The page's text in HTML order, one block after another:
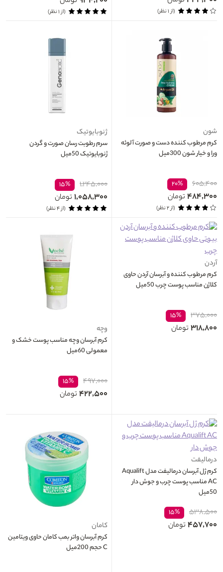
(از ۱ نظر) (از ۱ نظر)
شون
کرم مرطوب کننده دست و صورت آلوئه
ورا و خیار شون 300میل
۶۰۵,۴۰۰ ۲۰%
۴۸۴,۳۰۰ تومان
(از ۲ نظر)
ژنوبایوتیک
سرم رطوبت رسان صورت و گردن
ژنوبایوتیک 50میل
۱,۲۴۵,۰۰۰ ۱۵%
۱,۰۵۸,۳۰۰ تومان
(از ۴ نظر)
آردن
کرم مرطوب کننده و آبرسان آردن حاوی
کلاژن مناسب پوست چرب 50میل
۳۷۵,۰۰۰ ۱۵%
۳۱۸,۸۰۰ تومان وچه
کرم آبرسان وچه مناسب پوست خشک و
معمولی 60میل
۴۹۷,۰۰۰ ۱۵%
۴۲۲,۵۰۰ تومان
درمالیفت
کرم ژل آبرسان درمالیفت مدل Aqualift
AC مناسب پوست چرب و جوش دار
50میل
۵۳۸,۵۰۰ ۱۵%
۴۵۷,۷۰۰ تومان کامان
کرم آبرسان واتر بمب کامان حاوی ویتامین
C حجم 200میل